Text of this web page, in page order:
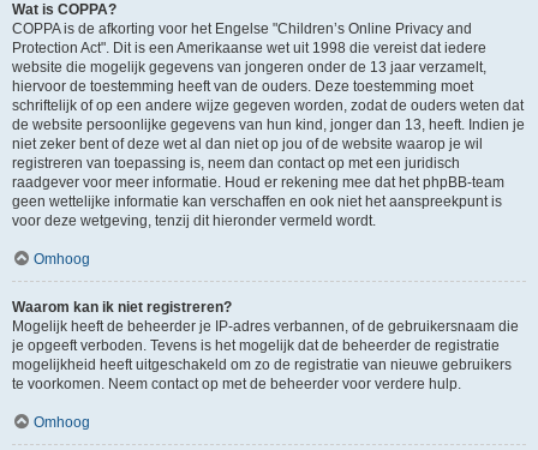
Wat is COPPA?
COPPA is de afkorting voor het Engelse "Children’s Online Privacy and
Protection Act". Dit is een Amerikaanse wet uit 1998 die vereist dat iedere
website die mogelijk gegevens van jongeren onder de 13 jaar verzamelt,
hiervoor de toestemming heeft van de ouders. Deze toestemming moet
schriftelijk of op een andere wijze gegeven worden, zodat de ouders weten dat
de website persoonlijke gegevens van hun kind, jonger dan 13, heeft. Indien je
niet zeker bent of deze wet al dan niet op jou of de website waarop je wil
registreren van toepassing is, neem dan contact op met een juridisch
raadgever voor meer informatie. Houd er rekening mee dat het phpBB-team
geen wettelijke informatie kan verschaffen en ook niet het aanspreekpunt is
voor deze wetgeving, tenzij dit hieronder vermeld wordt.
Omhoog
Waarom kan ik niet registreren?
Mogelijk heeft de beheerder je IP-adres verbannen, of de gebruikersnaam die
je opgeeft verboden. Tevens is het mogelijk dat de beheerder de registratie
mogelijkheid heeft uitgeschakeld om zo de registratie van nieuwe gebruikers
te voorkomen. Neem contact op met de beheerder voor verdere hulp.
Omhoog